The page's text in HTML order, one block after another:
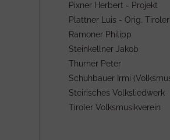
Pixner Herbert - Projekt
Plattner Luis - Orig.
Ramoner Philipp
Steinkellner Jakob
Thurner Peter
Schuhbauer Irmi
Steirisches Volksliedwerk
Tiroler Volksmusikverein